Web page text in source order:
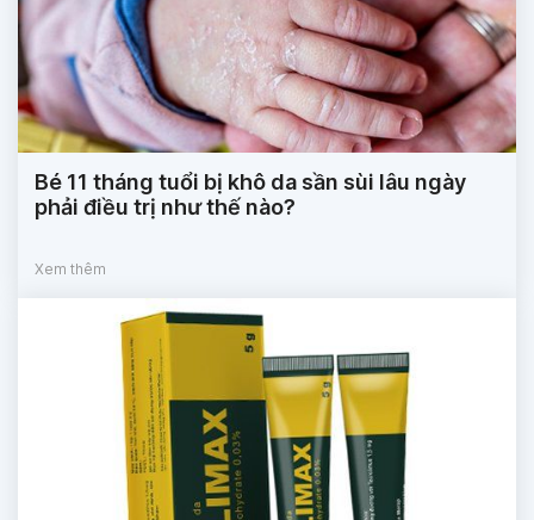
Bé 11 tháng tuổi bị khô da sần sùi lâu ngày
phải điều trị như thế nào?
Xem thêm